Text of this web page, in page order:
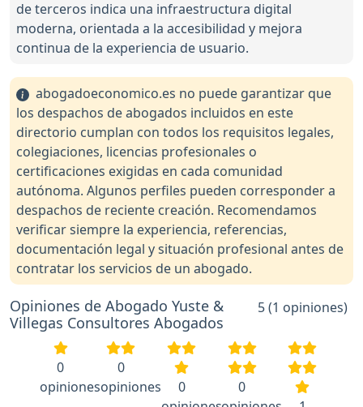
de terceros indica una infraestructura digital
moderna, orientada a la accesibilidad y mejora
continua de la experiencia de usuario.
abogadoeconomico.es no puede garantizar que
los despachos de abogados incluidos en este
directorio cumplan con todos los requisitos legales,
colegiaciones, licencias profesionales o
certificaciones exigidas en cada comunidad
autónoma. Algunos perfiles pueden corresponder a
despachos de reciente creación. Recomendamos
verificar siempre la experiencia, referencias,
documentación legal y situación profesional antes de
contratar los servicios de un abogado.
Opiniones de Abogado Yuste &
Villegas Consultores Abogados
5 (1 opiniones)
0
opiniones
0
opiniones
0
0